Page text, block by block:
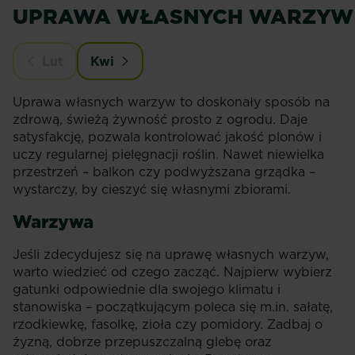
UPRAWA WŁASNYCH WARZYW
Kwi
Uprawa własnych warzyw to doskonały sposób na
zdrową, świeżą żywność prosto z ogrodu. Daje
satysfakcję, pozwala kontrolować jakość plonów i
uczy regularnej pielęgnacji roślin. Nawet niewielka
przestrzeń – balkon czy podwyższana grządka –
wystarczy, by cieszyć się własnymi zbiorami.
Warzywa
Jeśli zdecydujesz się na uprawę własnych warzyw,
warto wiedzieć od czego zacząć. Najpierw wybierz
gatunki odpowiednie dla swojego klimatu i
stanowiska – początkującym poleca się m.in. sałatę,
rzodkiewkę, fasolkę, zioła czy pomidory. Zadbaj o
żyzną, dobrze przepuszczalną glebę oraz